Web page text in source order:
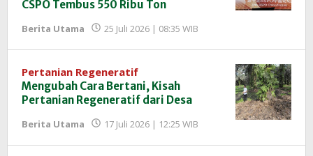
CSPO Tembus 550 Ribu Ton
Berita Utama 25 Juli 2026 | 08:35 WIB
InfoSAWIT
Pertanian Regeneratif
Mengubah Cara Bertani, Kisah
Pertanian Regeneratif dari Desa
Berita Utama 17 Juli 2026 | 12:25 WIB
InfoSAWIT